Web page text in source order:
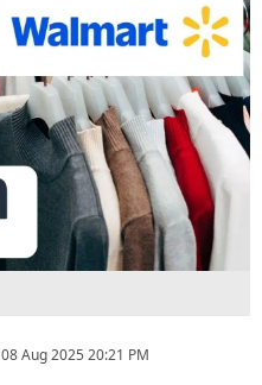
08 Aug 2025 20:21 PM